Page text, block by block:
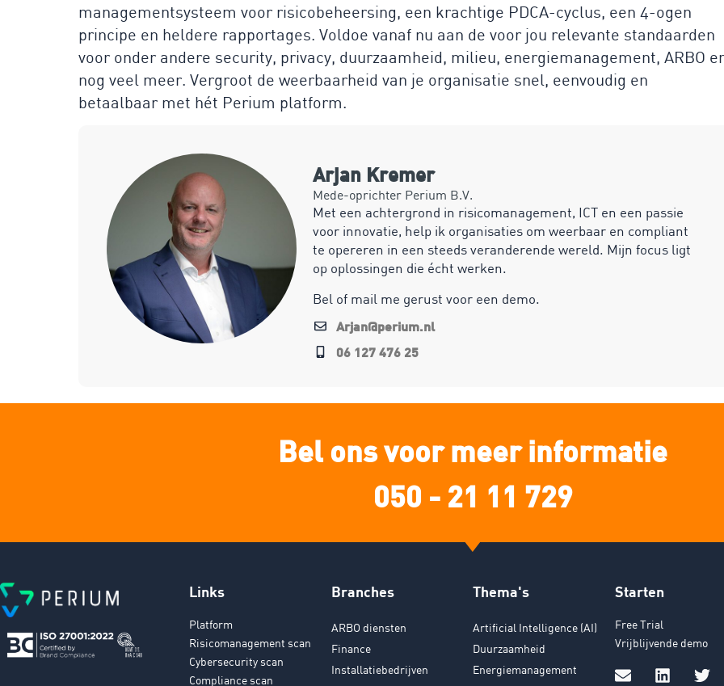
managementsysteem voor risicobeheersing, een krachtige PDCA-cyclus, een 4-ogen
principe en heldere rapportages. Voldoe vanaf nu aan de voor jou relevante standaarden
voor onder andere security, privacy, duurzaamheid, milieu, energiemanagement, ARBO
nog veel meer. Vergroot de weerbaarheid van je organisatie snel, eenvoudig en
betaalbaar met hét Perium platform.
Arjan Kremer
Mede-oprichter Perium B.V.
Met een achtergrond in risicomanagement, ICT en een passie
voor innovatie, help ik organisaties om weerbaar en compliant
te opereren in een steeds veranderende wereld. Mijn focus ligt
op oplossingen die écht werken.
Bel of mail me gerust voor een demo.
Arjan@perium.nl
06 127 476 25
Bel ons voor meer informatie
050 - 21 11 729
Links
Platform
Risicomanagement scan
Cybersecurity scan
Compliance scan
Branches
ARBO diensten
Finance
Installatiebedrijven
Thema's
Artificial Intelligence (AI)
Duurzaamheid
Energiemanagement
Starten
Free Trial
Vrijblijvende demo